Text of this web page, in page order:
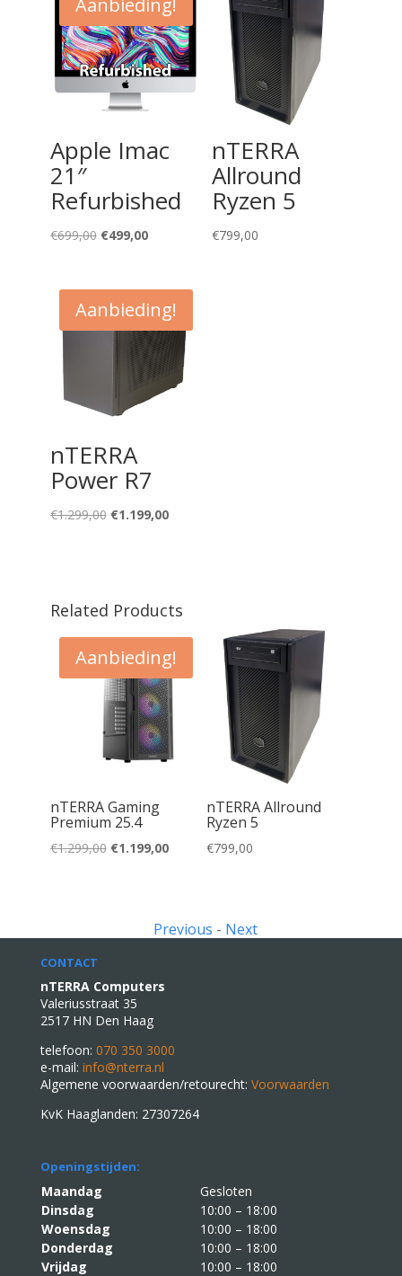
Apple Imac
21″
Refurbished
€699,00 Oorspronkelijke
€499,00Huidige
€499,00.
nTERRA
Allround
Ryzen 5
€799,00
Aanbieding!
nTERRA
Power R7
€1.299,00 Oorspronkelijke
€1.199,00Huidige
Related Products
Aanbieding!
nTERRA Gaming
Premium 25.4
€1.299,00 Oorspronkelijke
€1.199,00Huidige
nTERRA Allround
Ryzen 5
€799,00
Previous - Next
CONTACT
nTERRA Computers
Valeriusstraat 35
2517 HN Den Haag
telefoon: 070 350 3000
e-mail: info@nterra.nl
Algemene voorwaarden/retourecht: Voorwaarden
KvK Haaglanden: 27307264
Openingstijden:
Maandag
Gesloten
Dinsdag
10:00 – 18:00
Woensdag
10:00 – 18:00
Donderdag
10:00 – 18:00
Vrijdag
10:00 – 18:00